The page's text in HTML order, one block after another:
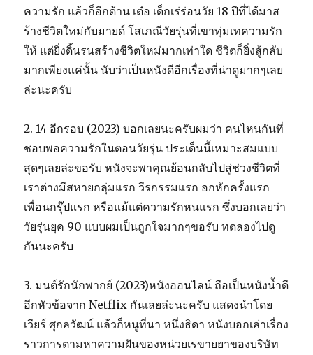
ความรัก แล้วก็อีกด้าน เต๋อ เด็กเร่ร่อนวัย 18 ปีที่ได้มาส
ร้างชีวิตใหม่กับมายด์ โสเภณีวัยรุ่นที่เขาทุ่มเทความรัก
ให้ แต่ยิ่งดิ้นรนสร้างชีวิตใหม่มากเท่าใด ชีวิตก็ยิ่งสู้กลับ
มากเพียงแค่นั้น นับว่าเป็นหนังดีอีกเรื่องที่น่าดูมากๆเลย
ล่ะนะครับ
2. 14 อีกรอบ (2023) บอกเลยนะครับผมว่า คนไหนกันที่
ชอบพอความรักในตอนวัยรุ่น ประเด็นนี้เหมาะสมแบบ
สุดๆเลยล่ะขอรับ หนังจะพาคุณย้อนกลับไปสู่ช่วงชีวิตที่
เราต่างมีสหายกลุ่มแรก วีรกรรมแรก อกหักครั้งแรก
เพื่อนกรุ๊ปแรก หรือแม้แต่ความรักหนแรก ซึ่งบอกเลยว่า
วัยรุ่นยุค 90 แบบผมเป็นถูกใจมากๆขอรับ ทดลองไปดู
กันนะครับ
3. มนต์รักนักพากย์ (2023)หนังออนไลน์ ถือเป็นหนังน้ำดี
อีกหัวข้อจาก Netflix กันเลยล่ะนะครับ แสดงนำโดย
เวียร์ ศุกลวัฒน์ แล้วก็หนูที่นา หนึ่งธิดา หนังบอกเล่าเรื่อง
ราวการตามหาความฝันของหน่วยเรขายยาของบริษัท